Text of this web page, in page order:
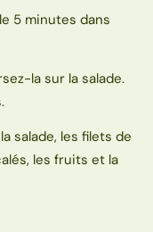
5 minutes dans
la sur la salade.
salade, les filets de
les fruits et la